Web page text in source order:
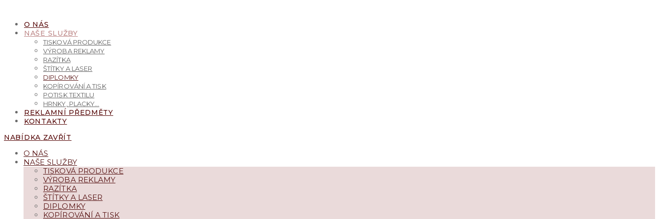
OBSAHU
O NÁS
NAŠE SLUŽBY
TISKOVÁ PRODUKCE
VÝROBA REKLAMY
RAZÍTKA
ŠTÍTKY A LASER
DIPLOMKY
KOPÍROVÁNÍ A TISK
POTISK TEXTILU
HRNKY, PLACKY…
REKLAMNÍ PŘEDMĚTY
KONTAKTY
NABÍDKA ZAVŘÍT
O NÁS
NAŠE SLUŽBY
TISKOVÁ PRODUKCE
VÝROBA REKLAMY
RAZÍTKA
ŠTÍTKY A LASER
DIPLOMKY
KOPÍROVÁNÍ A TISK